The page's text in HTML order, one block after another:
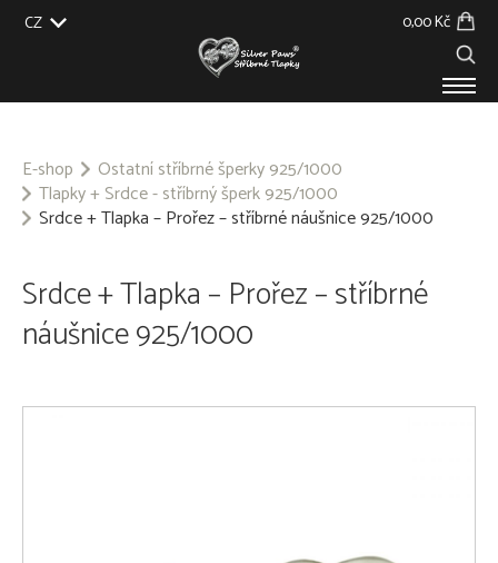
CZ
0,00 Kč
NA ZAKÁZKU
E-shop
Ostatní stříbrné šperky 925/1000
Tlapky + Srdce - stříbrný šperk 925/1000
Srdce + Tlapka – Prořez – stříbrné náušnice 925/1000
Srdce + Tlapka – Prořez – stříbrné
náušnice 925/1000